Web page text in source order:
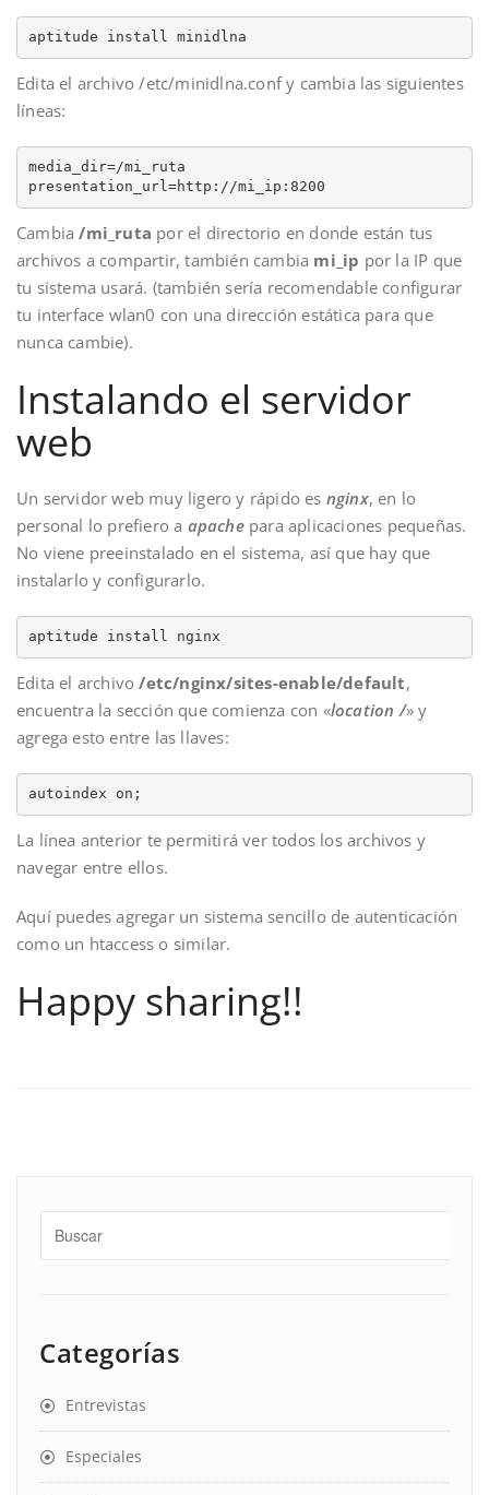
aptitude install minidlna
Edita el archivo /etc/minidlna.conf y cambia las siguientes
líneas:
media_dir=/mi_ruta
presentation_url=http://mi_ip:8200
Cambia/mi_ruta por el directorio en donde están tus
archivos a compartir, también cambia mi_ip por la IP que
tu sistema usará. (también sería recomendable configurar
tu interface wlan0 con una dirección estática para que
nunca cambie).
Instalando el servidor
web
Un servidor web muy ligero y rápido es nginx, en lo
personal lo prefiero a apachepara aplicaciones pequeñas.
No viene preeinstalado en el sistema, así que hay que
instalarlo y configurarlo.
aptitude install nginx
Edita el archivo/etc/nginx/sites-enable/default,
encuentra la sección que comienza con «location /» y
agrega esto entre las llaves:
autoindex on;
La línea anterior te permitirá ver todos los archivos y
navegar entre ellos.
Aquí puedes agregar un sistema sencillo de autenticación
como un htaccess o similar.
Happy sharing!!
Categorías
Entrevistas
Especiales